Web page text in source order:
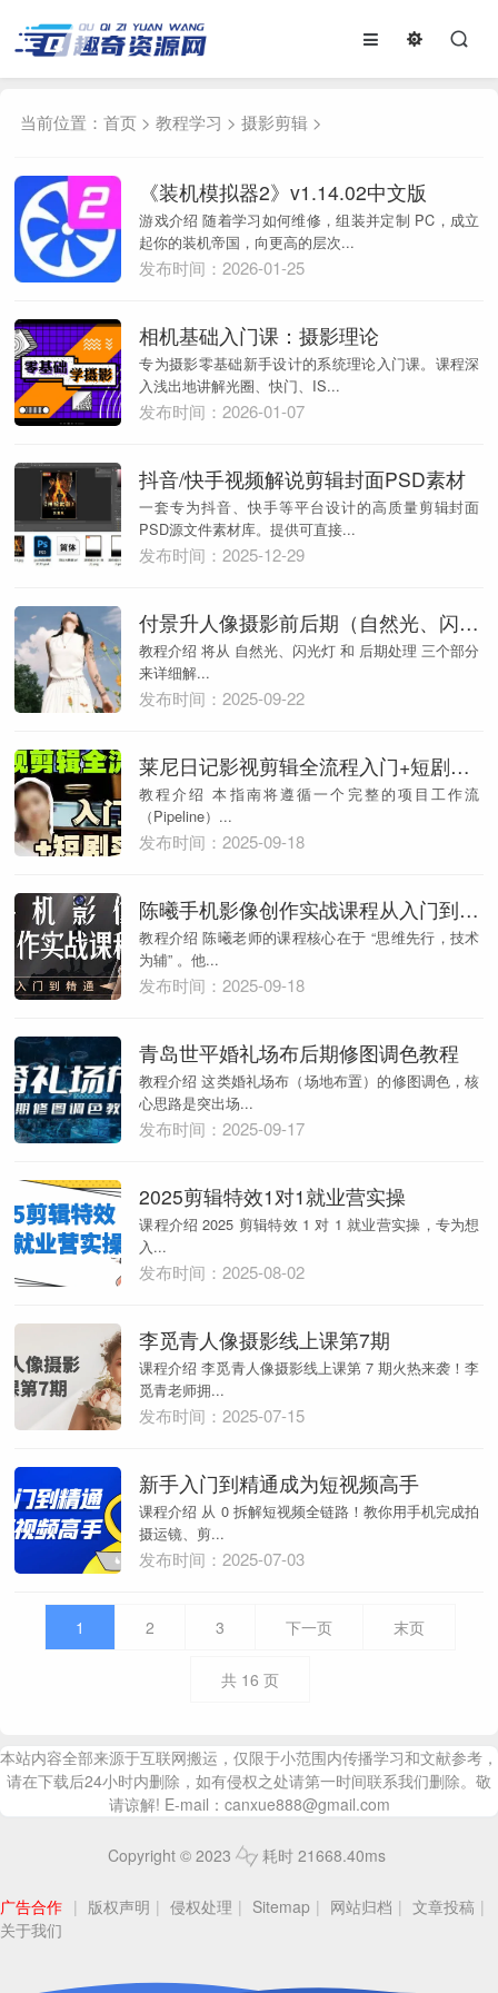
当前位置：首页 >教程学习 >摄影剪辑 >
《装机模拟器2》v1.14.02中文版
游戏介绍 随着学习如何维修，组装并定制 PC，成立
起你的装机帝国，向更高的层次...
发布时间：2026-01-25
相机基础入门课：摄影理论
专为摄影零基础新手设计的系统理论入门课。课程深
入浅出地讲解光圈、快门、IS...
发布时间：2026-01-07
抖音/快手视频解说剪辑封面PSD素材
一套专为抖音、快手等平台设计的高质量剪辑封面
PSD源文件素材库。提供可直接...
发布时间：2025-12-29
付景升人像摄影前后期（自然光、闪光灯）
教程介绍 将从 自然光、闪光灯 和 后期处理 三个部分
来详细解...
发布时间：2025-09-22
莱尼日记影视剪辑全流程入门+短剧实战课
教程介绍 本指南将遵循一个完整的项目工作流
（Pipeline）...
发布时间：2025-09-18
陈曦手机影像创作实战课程从入门到精通
教程介绍 陈曦老师的课程核心在于 “思维先行，技术
为辅” 。他...
发布时间：2025-09-18
青岛世平婚礼场布后期修图调色教程
教程介绍 这类婚礼场布（场地布置）的修图调色，核
心思路是突出场...
发布时间：2025-09-17
2025剪辑特效1对1就业营实操
课程介绍 2025 剪辑特效 1 对 1 就业营实操，专为想
入...
发布时间：2025-08-02
李觅青人像摄影线上课第7期
课程介绍 李觅青人像摄影线上课第 7 期火热来袭！李
觅青老师拥...
发布时间：2025-07-15
新手入门到精通成为短视频高手
课程介绍 从 0 拆解短视频全链路！教你用手机完成拍
摄运镜、剪...
发布时间：2025-07-03
1 2 3 下一页 末页
共 16 页
本站内容全部来源于互联网搬运，仅限于小范围内传播学习和文献参考，
请在下载后24小时内删除，如有侵权之处请第一时间联系我们删除。敬
请谅解! E-mail：canxue888@gmail.com
Copyright © 2023 耗时 21668.40ms
广告合作 | 版权声明 | 侵权处理 | Sitemap | 网站归档 | 文章投稿 |
关于我们